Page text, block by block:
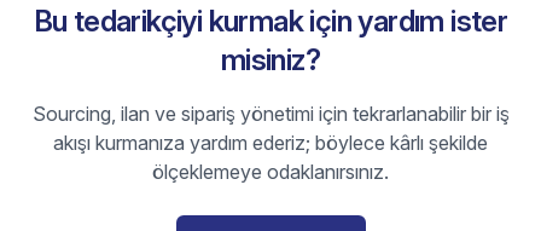
Bu tedarikçiyi kurmak için yardım ister
misiniz?
Sourcing, ilan ve sipariş yönetimi için tekrarlanabilir bir iş
akışı kurmanıza yardım ederiz; böylece kârlı şekilde
ölçeklemeye odaklanırsınız.